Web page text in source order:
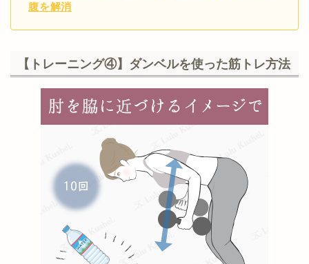
腹を解消
【トレーニング④】ダンベルを使った筋トレ方法